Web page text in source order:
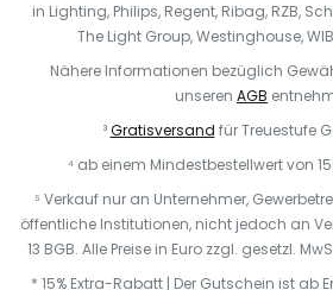
in Lighting, Philips, Regent, Ribag, RZB,
The Light Group, Westinghouse,
Nähere Informationen bezüglich
unseren AGB
³Gratisversand für Treuestufe
⁴ ab einem Mindestbestellwert von
⁵ Verkauf nur an Unternehmer,
öffentliche Institutionen, nicht jedoch an
13 BGB. Alle Preise in Euro zzgl. gesetzl.
* 15% Extra-Rabatt | Der Gutschein ist ab